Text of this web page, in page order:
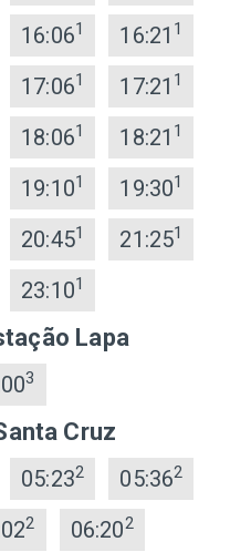
16:061 16:21 1
17:061 17:21 1
18:061 18:21 1
19:101 19:301
20:451 21:251
23:101
Lapa
3
Cruz
05:232 05:362
2 06:202